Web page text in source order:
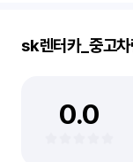
sk렌터카_중고
0.0